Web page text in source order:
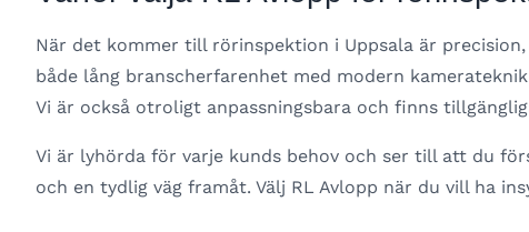
När det kommer till rörinspektion i Uppsala är
både lång branscherfarenhet med modern
Vi är också otroligt anpassningsbara och finns
Vi är lyhörda för varje kunds behov och ser till att du
och en tydlig väg framåt. Välj RL Avlopp när du vill ha